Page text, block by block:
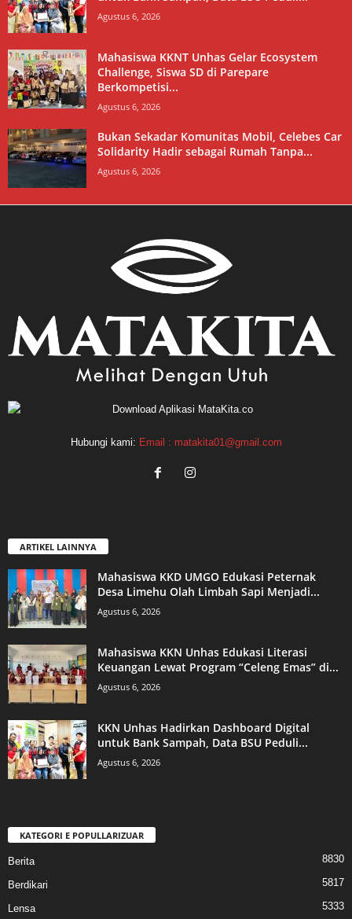
Agustus 6, 2026
Mahasiswa KKNT Unhas Gelar Ecosystem
Challenge, Siswa SD di Parepare
Berkompetisi...
Agustus 6, 2026
Bukan Sekadar Komunitas Mobil, Celebes Car
Solidarity Hadir sebagai Rumah Tanpa...
Agustus 6, 2026
Hubungi kami: Email : matakita01@gmail.com
ARTIKEL LAINNYA
Mahasiswa KKD UMGO Edukasi Peternak
Desa Limehu Olah Limbah Sapi Menjadi...
Agustus 6, 2026
Mahasiswa KKN Unhas Edukasi Literasi
Keuangan Lewat Program “Celeng Emas” di...
Agustus 6, 2026
KKN Unhas Hadirkan Dashboard Digital
untuk Bank Sampah, Data BSU Peduli...
Agustus 6, 2026
KATEGORI E POPULLARIZUAR
Berita 8830
Berdikari 5817
Lensa 5333